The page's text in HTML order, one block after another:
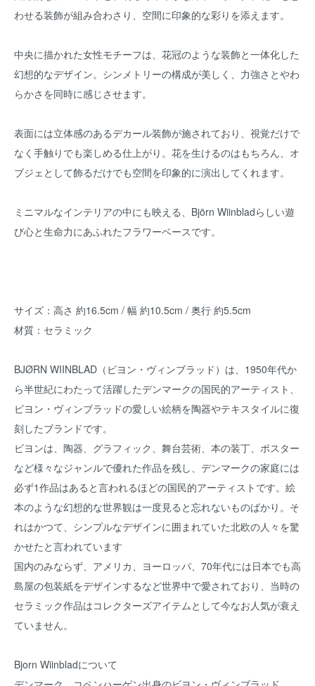
わせる装飾が組み合わさり、空間に印象的な彩りを添えます。
中央に描かれた女性モチーフは、花冠のような装飾と一体化した
幻想的なデザイン。シンメトリーの構成が美しく、力強さとやわ
らかさを同時に感じさせます。
表面には立体感のあるデカール装飾が施されており、視覚だけで
なく手触りでも楽しめる仕上がり。花を生けるのはもちろん、オ
ブジェとして飾るだけでも空間を印象的に演出してくれます。
ミニマルなインテリアの中にも映える、Björn Wiinbladらしい遊
び心と生命力にあふれたフラワーベースです。
サイズ：高さ 約16.5cm / 幅 約10.5cm / 奥行 約5.5cm
材質：セラミック
BJØRN WIINBLAD（ビヨン・ヴィンブラッド）は、1950年代か
ら半世紀にわたって活躍したデンマークの国民的アーティスト、
ビヨン・ヴィンブラッドの愛しい絵柄を陶器やテキスタイルに復
刻したブランドです。
ビヨンは、陶器、グラフィック、舞台芸術、本の装丁、ポスター
など様々なジャンルで優れた作品を残し、デンマークの家庭には
必ず1作品はあると言われるほどの国民的アーティストです。絵
本のような幻想的な世界観は一度見ると忘れないものばかり。そ
れはかつて、シンプルなデザインに囲まれていた北欧の人々を驚
かせたと言われています
国内のみならず、アメリカ、ヨーロッパ、70年代には日本でも高
島屋の包装紙をデザインするなど世界中で愛されており、当時の
セラミック作品はコレクターズアイテムとして今なお人気が衰え
ていません。
Bjorn Wiinbladについて